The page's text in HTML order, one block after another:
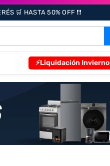
🛒 HASTA 50% OFF ❗❗
⚡Liquidación Invierno